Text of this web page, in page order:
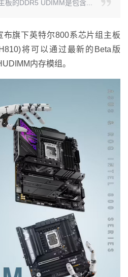
板的DDR5 UDIMM是包含...
旗下英特尔800系芯片组主板
将可以通过最新的Beta版
内存模组。